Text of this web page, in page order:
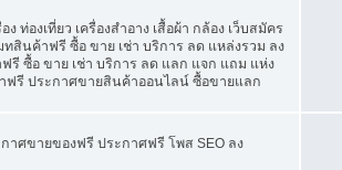
ท่องเที่ยว เครื่องสำอาง เสื้อผ้า กล้อง เว็บสมัคร
สินค้าฟรี ซื้อ ขาย เช่า บริการ ลด แหล่งรวม ลง
ซื้อ ขาย เช่า บริการ ลด แลก แจก แถม แห่ง
ฟรี ประกาศขายสินค้าออนไลน์ ซื้อขายแลก
าศขายของฟรี ประกาศฟรี โพส SEO ลง